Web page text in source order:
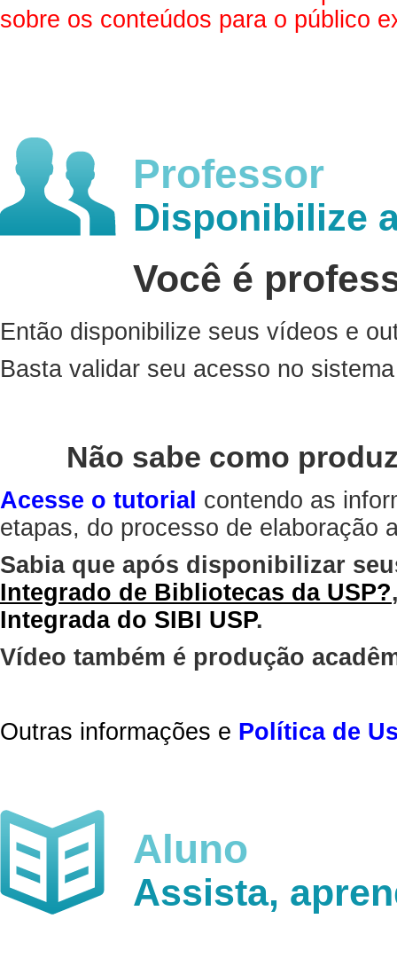
sobre os conteúdos para o público
Professor
Disponibilize
Você é
Então disponibilize seus vídeos e
Basta validar seu acesso no
Não sabe como
Acesse o tutorial contendo as
etapas, do processo de elaboração
Sabia que após disponibilizar
Integrado de Bibliotecas da USP?
Integrada do SIBI USP.
Vídeo também é produção
Outras informações e Política de
Aluno
Assista,